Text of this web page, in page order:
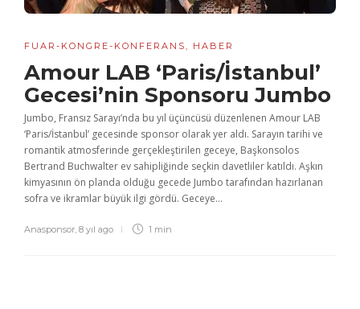
FUAR-KONGRE-KONFERANS, HABER
Amour LAB ‘Paris/İstanbul’
Gecesi’nin Sponsoru Jumbo
Jumbo, Fransız Sarayı’nda bu yıl üçüncüsü düzenlenen Amour LAB
‘Paris/İstanbul’ gecesinde sponsor olarak yer aldı. Sarayın tarihi ve
romantik atmosferinde gerçekleştirilen geceye, Başkonsolos
Bertrand Buchwalter ev sahipliğinde seçkin davetliler katıldı. Aşkın
kimyasının ön planda olduğu gecede Jumbo tarafından hazırlanan
sofra ve ikramlar büyük ilgi gördü. Geceye...
Anasponsor, 8 yıl ago 1 min